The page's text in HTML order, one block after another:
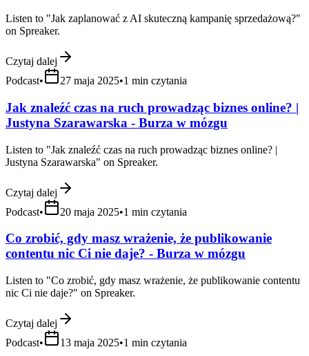
Listen to "Jak zaplanować z AI skuteczną kampanię sprzedażową?"
on Spreaker.
Czytaj dalej
Podcast• 27 maja 2025•1 min czytania
Jak znaleźć czas na ruch prowadząc biznes online? |
Justyna Szarawarska - Burza w mózgu
Listen to "Jak znaleźć czas na ruch prowadząc biznes online? |
Justyna Szarawarska" on Spreaker.
Czytaj dalej
Podcast• 20 maja 2025•1 min czytania
Co zrobić, gdy masz wrażenie, że publikowanie
contentu nic Ci nie daje? - Burza w mózgu
Listen to "Co zrobić, gdy masz wrażenie, że publikowanie contentu
nic Ci nie daje?" on Spreaker.
Czytaj dalej
Podcast• 13 maja 2025•1 min czytania